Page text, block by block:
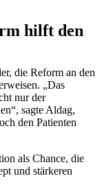
hilft den
die Reform an den
„Das
nur der
sagte Aldag,
den Patienten
als Chance, die
und stärkeren